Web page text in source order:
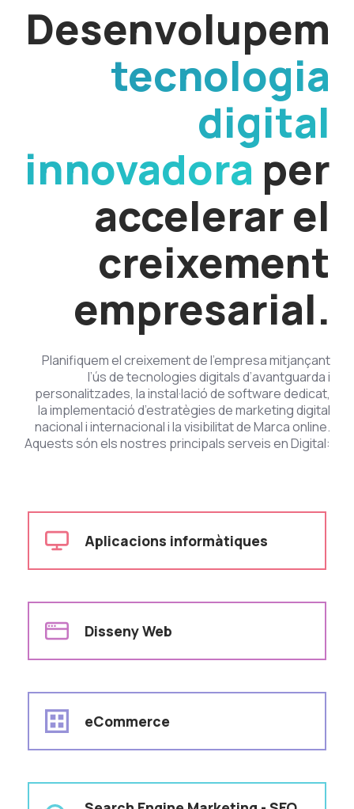
Desenvolupem
tecnologia
digital
innovadora per
accelerar el
creixement
empresarial.
Planifiquem el creixement de l’empresa mitjançant
l’ús de tecnologies digitals d’avantguarda i
personalitzades, la instal·lació de software dedicat,
la implementació d’estratègies de marketing digital
nacional i internacional i la visibilitat de Marca online.
Aquests són els nostres principals serveis en Digital:
Aplicacions informàtiques
Disseny Web
eCommerce